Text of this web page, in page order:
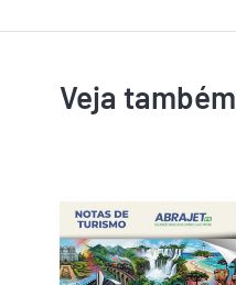
Veja também